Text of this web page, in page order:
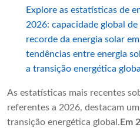
Explore as estatísticas de
2026: capacidade global
recorde da energia solar
tendências entre energia
a transição energética
As estatísticas mais recentes
referentes a 2026, destacam
transição energética global. Em